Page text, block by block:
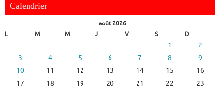
Calendrier
août 2026
L
M M J V S D
1
2
3
4 5 6 7 8
9
10
11 12 13 14 15
16
17
18 19 20 21 22
23